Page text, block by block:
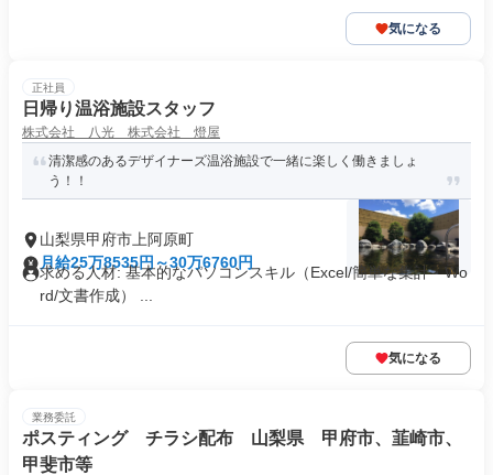
気になる
正社員
日帰り温浴施設スタッフ
株式会社 八光 株式会社 燈屋
清潔感のあるデザイナーズ温浴施設で一緒に楽しく働きましょ
う！！
山梨県甲府市上阿原町
月給25万8535円～30万6760円
求める人材: 基本的なパソコンスキル（Excel/簡単な集計・Wo
rd/文書作成） ...
気になる
業務委託
ポスティング チラシ配布 山梨県 甲府市、韮崎市、
甲斐市等